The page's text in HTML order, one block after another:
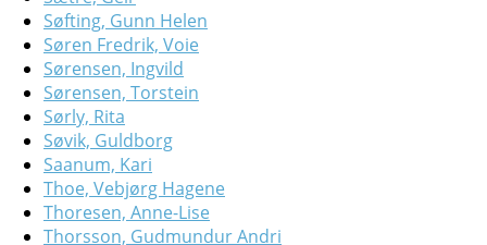
Søfting, Gunn Helen
Søren Fredrik, Voie
Sørensen, Ingvild
Sørensen, Torstein
Sørly, Rita
Søvik, Guldborg
Saanum, Kari
Thoe, Vebjørg Hagene
Thoresen, Anne-Lise
Thorsson, Gudmundur Andri